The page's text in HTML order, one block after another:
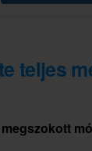
teljes